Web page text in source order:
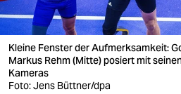
shop
fragen & hilfe
unterstützen
Kleine Fenster der Aufmerksamkeit:
Markus Rehm (Mitte) posiert mit
Kameras
Foto: Jens Büttner/dpa